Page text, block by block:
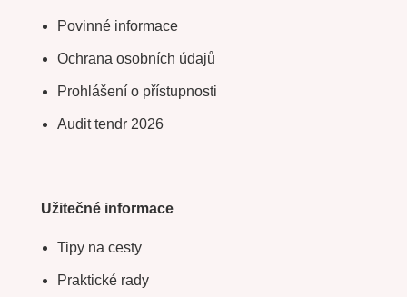
Povinné informace
Ochrana osobních údajů
Prohlášení o přístupnosti
Audit tendr 2026
Užitečné informace
Tipy na cesty
Praktické rady